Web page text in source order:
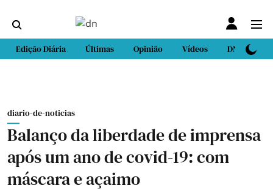
Edição Diária Últimas Opinião Vídeos DN Sport
diario-de-noticias
Balanço da liberdade de imprensa
após um ano de covid-19: com
máscara e açaimo